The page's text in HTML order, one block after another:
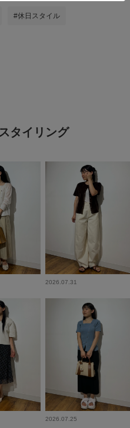
#休日スタイル
タイリング
2026.07.31
2026.07.25